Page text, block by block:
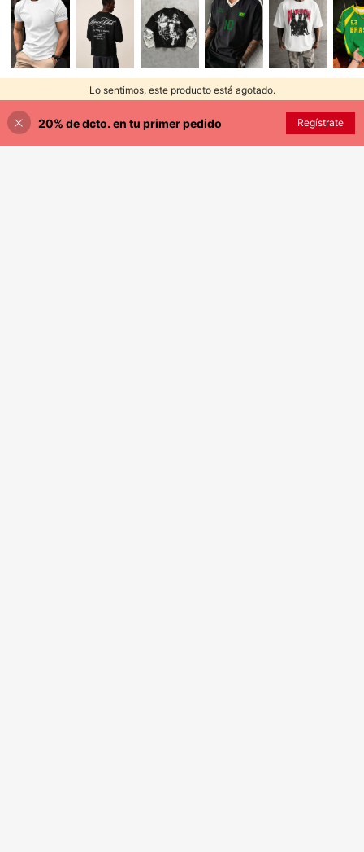
Lo sentimos, este producto está agotado.
AGOTADO
20% de dcto. en tu primer pedido Regístrate